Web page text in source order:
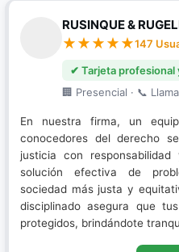
RUSINQUE &
147
✔ Tarjeta
🏢 Presencial · 📞
En nuestra firma, un
conocedores del derecho
justicia con
solución efectiva de
sociedad más justa y
disciplinado asegura que
protegidos, brindándote